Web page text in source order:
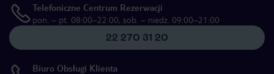
Telefoniczne Centrum Rezerwacji
pon. – pt. 08:00–22:00, sob. – niedz. 09:00–21:00
22 270 31 20
Biuro Obsługi Klienta